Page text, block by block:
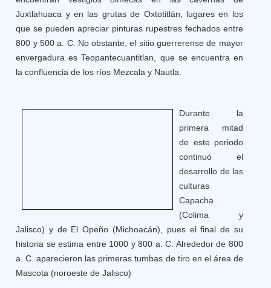
Juxtlahuaca y en las grutas de Oxtotitlán, lugares en los
que se pueden apreciar pinturas rupestres fechados entre
800 y 500 a. C. No obstante, el sitio guerrerense de mayor
envergadura es Teopantecuantitlan, que se encuentra en
la confluencia de los ríos Mezcala y Nautla.
Durante la
primera mitad
de este periodo
continuó el
desarrollo de las
culturas
Capacha
(Colima y
Jalisco) y de El Opeño (Michoacán), pues el final de su
historia se estima entre 1000 y 800 a. C. Alrededor de 800
a. C. aparecieron las primeras tumbas de tiro en el área de
Mascota (noroeste de Jalisco)